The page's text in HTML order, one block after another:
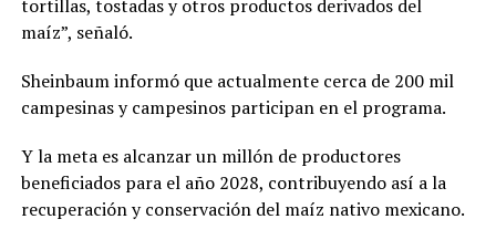
tortillas, tostadas y otros productos derivados del
maíz”, señaló.
Sheinbaum informó que actualmente cerca de 200 mil
campesinas y campesinos participan en el programa.
Y la meta es alcanzar un millón de productores
beneficiados para el año 2028, contribuyendo así a la
recuperación y conservación del maíz nativo mexicano.